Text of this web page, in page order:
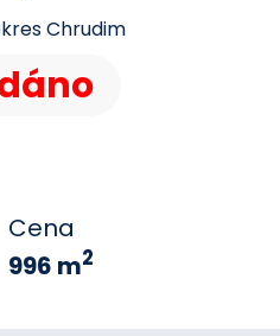
Chrudim
Cena
996 m2